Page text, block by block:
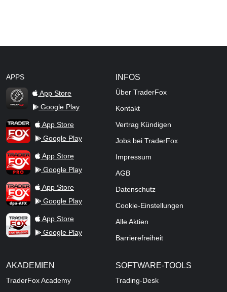
APPS
TraderFox Flash
App Store
Google Play
TraderFox AppApp Store
Google Play
TraderFox ProApp Store
Google Play
TraderFox dpa-AFX ProFeed
App Store
Google Play
TraderFox Live Trading
App Store
Google Play
INFOS
Über TraderFox
Kontakt
Vertrag Kündigen
Jobs bei TraderFox
Impressum
AGB
Datenschutz
Cookie-Einstellungen
Alle Aktien
Barrierefreiheit
AKADEMIEN
TraderFox Academy
SOFTWARE-TOOLS
Trading-Desk